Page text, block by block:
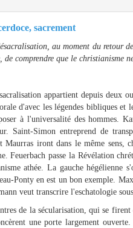
sacrement
au moment du retour
de comprendre que le christianisme
appartient depuis deux
d'avec les légendes bibliques
à l'universalité des hommes.
Saint-Simon entreprend de
Maurras iront dans le même sens,
Feuerbach passe la Révélation
athée. La gauche hégélienne
Ponty en est un bon exemple.
veut transcrire l'eschatologie
de la sécularisation, qui se
une porte largement